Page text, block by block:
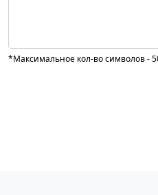
*Максимальное кол-во символов -